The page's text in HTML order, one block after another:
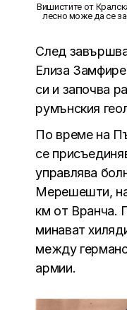
Вишистите от
лесно може да се
След
Елиза
си и започва
румънския
По време на
се
управлява
Мерешешти,
км от Вранча.
минават
между
армии.